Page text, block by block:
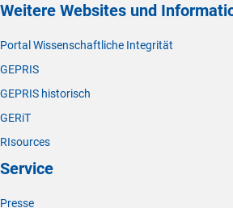
Weitere Websites und
Portal Wissenschaftliche Integrität
GEPRIS
GEPRIS historisch
GERiT
RIsources
Service
Presse